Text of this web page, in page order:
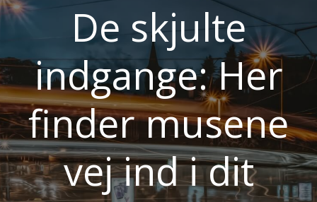
De skjulte
indgange: Her
finder musene
vej ind i dit